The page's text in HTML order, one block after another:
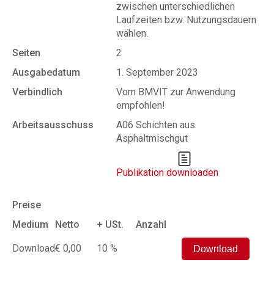
zwischen unterschiedlichen
Laufzeiten bzw. Nutzungsdauern
wählen.
Seiten
2
Ausgabedatum
1. September 2023
Verbindlich
Vom BMVIT zur Anwendung
empfohlen!
Arbeitsausschuss
A06 Schichten aus
Asphaltmischgut
Publikation downloaden
Preise
Medium
Netto + USt. Anzahl
Download€ 0,00 10 %